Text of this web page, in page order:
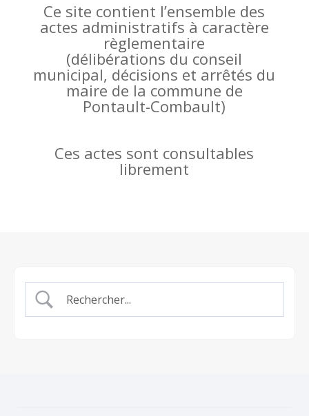
Ce site contient l’ensemble des
actes administratifs à caractère
règlementaire
(délibérations du conseil
municipal, décisions et arrêtés du
maire de la commune de
Pontault-Combault)
Ces actes sont consultables
librement